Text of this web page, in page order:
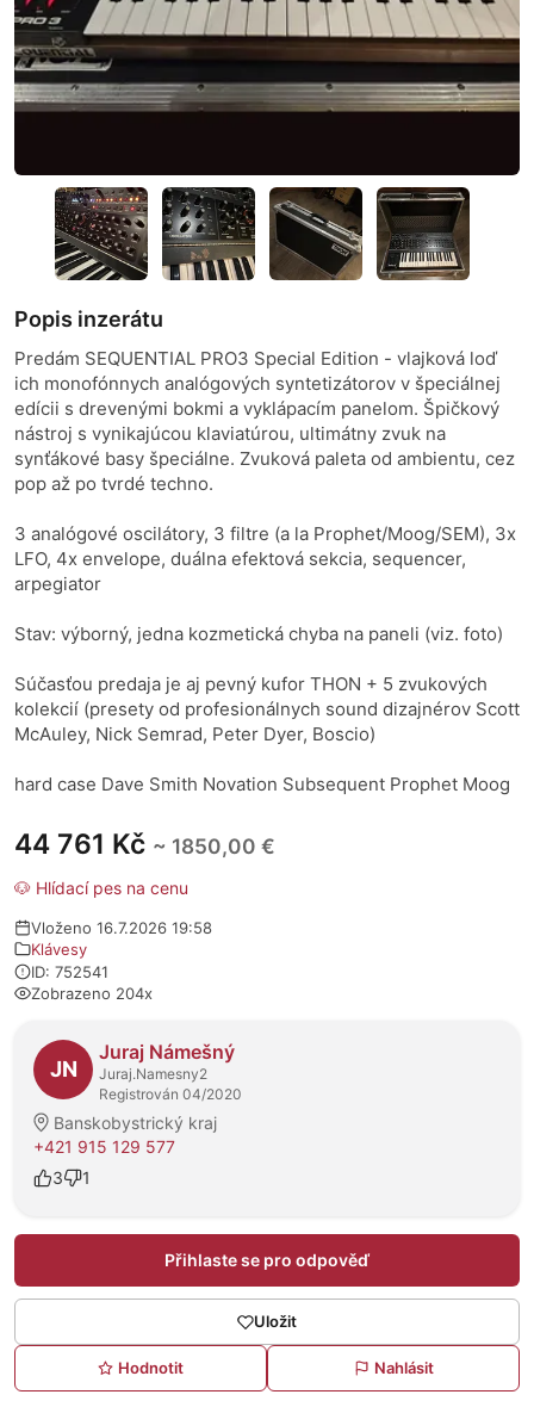
44 761 Kč ~ 1850,00 €
🐶 Hlídací pes na cenu
Vloženo 16.7.2026 19:58
Klávesy
ID: 752541
Zobrazeno 204x
O prodejci
JN
Juraj Námešný
Juraj.Namesny2
Registrován 04/2020
Banskobystrický kraj
+421 915 129 577
3
1
Přihlaste se pro odpověď
Uložit
Hodnotit Nahlásit
Popis inzerátu
Predám SEQUENTIAL PRO3 Special Edition - vlajková loď
ich monofónnych analógových syntetizátorov v špeciálnej
edícii s drevenými bokmi a vyklápacím panelom. Špičkový
nástroj s vynikajúcou klaviatúrou, ultimátny zvuk na
synťákové basy špeciálne. Zvuková paleta od ambientu, cez
pop až po tvrdé techno.
3 analógové oscilátory, 3 filtre (a la Prophet/Moog/SEM), 3x
LFO, 4x envelope, duálna efektová sekcia, sequencer,
arpegiator
Stav: výborný, jedna kozmetická chyba na paneli (viz. foto)
Súčasťou predaja je aj pevný kufor THON + 5 zvukových
kolekcií (presety od profesionálnych sound dizajnérov Scott
McAuley, Nick Semrad, Peter Dyer, Boscio)
hard case Dave Smith Novation Subsequent Prophet Moog